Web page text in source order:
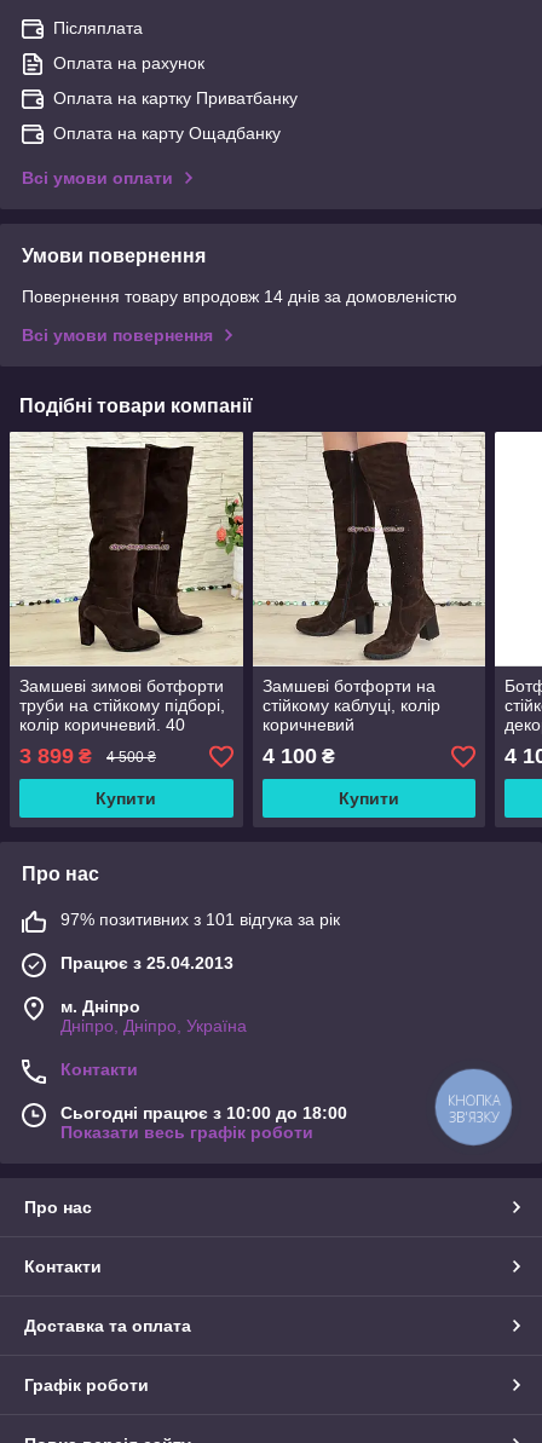
Післяплата
Оплата на рахунок
Оплата на картку Приватбанку
Оплата на карту Ощадбанку
Всі умови оплати
Умови повернення
Повернення товару впродовж 14 днів за домовленістю
Всі умови повернення
Подібні товари компанії
Замшеві зимові ботфорти
труби на стійкому підборі,
колір коричневий. 40
3 899 ₴ 4 500 ₴
Купити
Замшеві ботфорти на
стійкому каблуці, колір
коричневий
4 100₴
Купити
4
Про нас
97% позитивних з 101 відгука за рік
Працює з 25.04.2013
м. Дніпро
Дніпро, Дніпро, Україна
Контакти
Сьогодні працює з 10:00 до 18:00
Показати весь графік роботи
Про нас
Контакти
Доставка та оплата
Графік роботи
КНОПКА
ЗВ'ЯЗКУ